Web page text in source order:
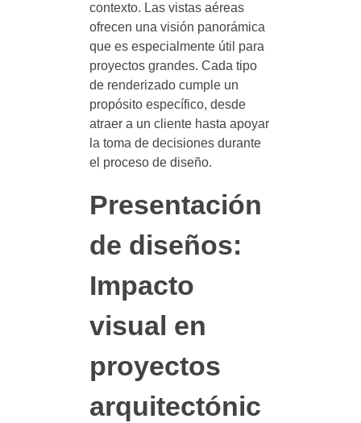
contexto. Las vistas aéreas
ofrecen una visión panorámica
que es especialmente útil para
proyectos grandes. Cada tipo
de renderizado cumple un
propósito específico, desde
atraer a un cliente hasta apoyar
la toma de decisiones durante
el proceso de diseño.
Presentación
de diseños:
Impacto
visual en
proyectos
arquitectónic